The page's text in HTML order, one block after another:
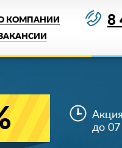
КОМПАНИИ
ВАКАНСИИ
8
до 07